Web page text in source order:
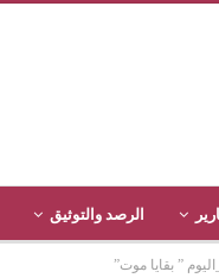
الرصد والتوثيق
” بقايا موت”